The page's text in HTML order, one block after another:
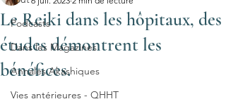
Podcasts
Dans les Magazines
Annales Akashiques
Vies antérieures - QHHT
Le Reiki dans les hôpitaux, des
études démontrent les
bénéfices.